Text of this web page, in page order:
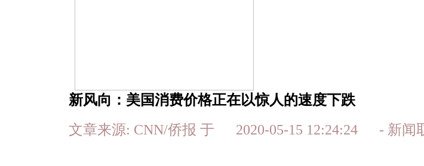
新风向：美国消费价格正在以惊人的速度下跌
文章来源: CNN/侨报 于 2020-05-15 12:24:24 - 新闻